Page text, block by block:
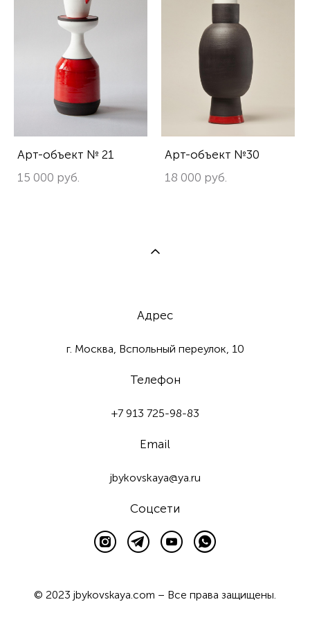
Арт-объект № 21
15 000 pуб.
Арт-объект №30
18 000 pуб.
Адрес
г. Москва, Вспольный переулок, 10
Телефон
+7 913 725-98-83
Email
jbykovskaya@ya.ru
Соцсети
© 2023 jbykovskaya.com – Все права защищены.